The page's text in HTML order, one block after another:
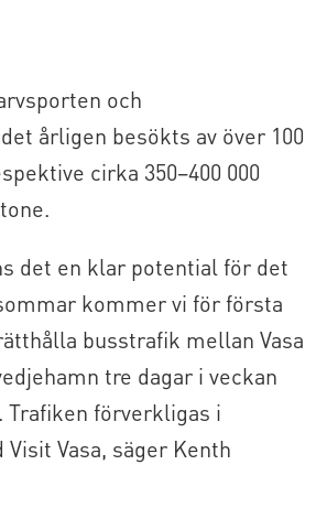
och
årligen besökts av över 100
cirka 350–400 000
det en klar potential för det
kommer vi för första
busstrafik mellan Vasa
tre dagar i veckan
Trafiken förverkligas i
Vasa, säger Kenth